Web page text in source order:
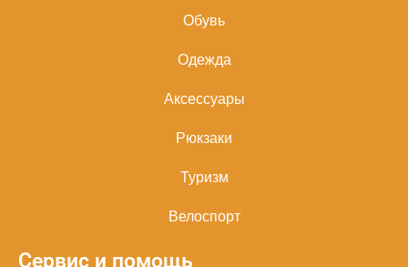
Обувь
Одежда
Аксессуары
Рюкзаки
Туризм
Велоспорт
Сервис и помощь